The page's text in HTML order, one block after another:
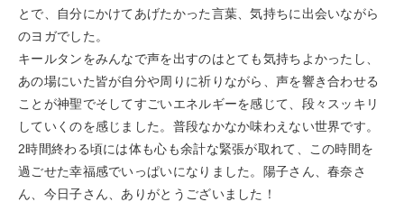
とで、自分にかけてあげたかった言葉、気持ちに出会いながら
のヨガでした。
キールタンをみんなで声を出すのはとても気持ちよかったし、
あの場にいた皆が自分や周りに祈りながら、声を響き合わせる
ことが神聖でそしてすごいエネルギーを感じて、段々スッキリ
していくのを感じました。普段なかなか味わえない世界です。
2時間終わる頃には体も心も余計な緊張が取れて、この時間を
過ごせた幸福感でいっぱいになりました。陽子さん、春奈さ
ん、今日子さん、ありがとうございました！